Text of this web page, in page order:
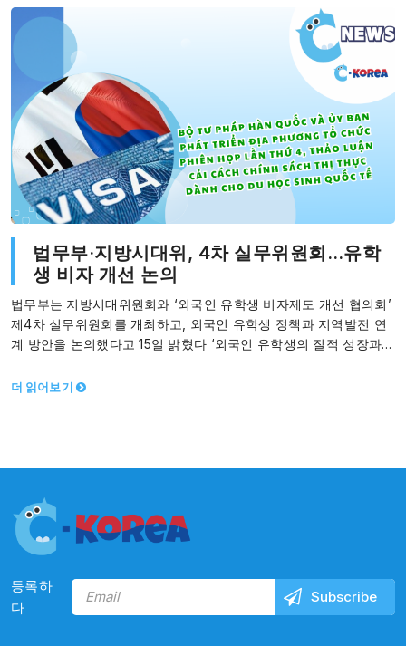
법무부·지방시대위, 4차 실무위원회…유학
생 비자 개선 논의
법무부는 지방시대위원회와 ‘외국인 유학생 비자제도 개선 협의회’
제4차 실무위원회를 개최하고, 외국인 유학생 정책과 지역발전 연
계 방안을 논의했다고 15일 밝혔다 ‘외국인 유학생의 질적 성장과
더 읽어보기
등록하
다